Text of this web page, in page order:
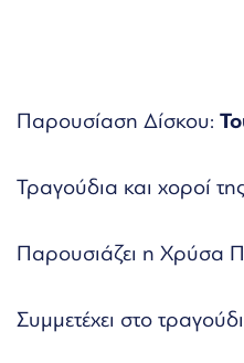
Παρουσίαση Δίσκου:
Τραγούδια και χοροί της
Παρουσιάζει η Χρύσα
Συμμετέχει στο